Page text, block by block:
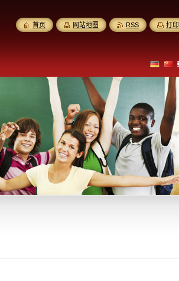
首页 网站地图 RSS 打印